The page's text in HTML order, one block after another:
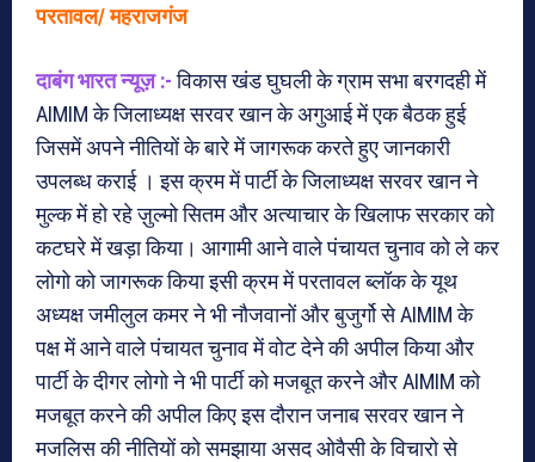
परतावल/ महराजगंज
दाबंग भारत न्यूज़ :-विकास खंड घुघली के ग्राम सभा बरगदही में
AIMIM के जिलाध्यक्ष सरवर खान के अगुआई में एक बैठक हुई
जिसमें अपने नीतियों के बारे में जागरूक करते हुए जानकारी
उपलब्ध कराई । इस क्रम में पार्टी के जिलाध्यक्ष सरवर खान ने
मुल्क में हो रहे ज़ुल्मो सितम और अत्याचार के खिलाफ सरकार को
कटघरे में खड़ा किया। आगामी आने वाले पंचायत चुनाव को ले कर
लोगो को जागरूक किया इसी क्रम में परतावल ब्लॉक के यूथ
अध्यक्ष जमीलुल कमर ने भी नौजवानों और बुजुर्गो से AIMIM के
पक्ष में आने वाले पंचायत चुनाव में वोट देने की अपील किया और
पार्टी के दीगर लोगो ने भी पार्टी को मजबूत करने और AIMIM को
मजबूत करने की अपील किए इस दौरान जनाब सरवर खान ने
मजलिस की नीतियों को समझाया असद ओवैसी के विचारो से